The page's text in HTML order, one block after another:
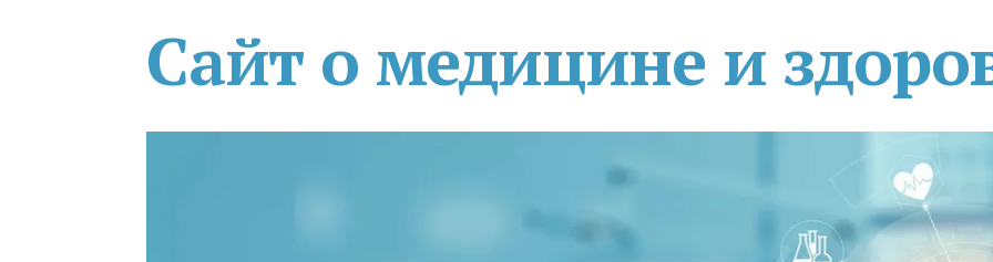
Сайт о медицине и